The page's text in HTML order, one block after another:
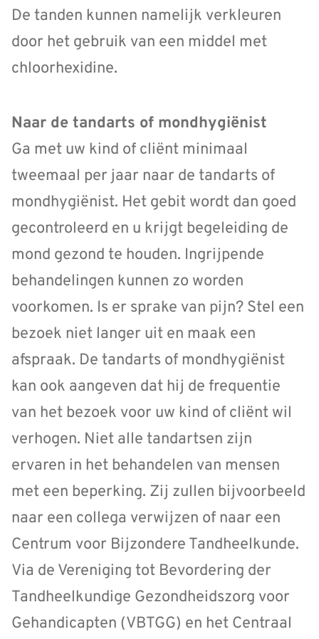
De tanden kunnen namelijk verkleuren
door het gebruik van een middel met
chloorhexidine.
Naar de tandarts of mondhygiënist
Ga met uw kind of cliënt minimaal
tweemaal per jaar naar de tandarts of
mondhygiënist. Het gebit wordt dan goed
gecontroleerd en u krijgt begeleiding de
mond gezond te houden. Ingrijpende
behandelingen kunnen zo worden
voorkomen. Is er sprake van pijn? Stel een
bezoek niet langer uit en maak een
afspraak. De tandarts of mondhygiënist
kan ook aangeven dat hij de frequentie
van het bezoek voor uw kind of cliënt wil
verhogen. Niet alle tandartsen zijn
ervaren in het behandelen van mensen
met een beperking. Zij zullen bijvoorbeeld
naar een collega verwijzen of naar een
Centrum voor Bijzondere Tandheelkunde.
Via de Vereniging tot Bevordering der
Tandheelkundige Gezondheidszorg voor
Gehandicapten (VBTGG) en het Centraal